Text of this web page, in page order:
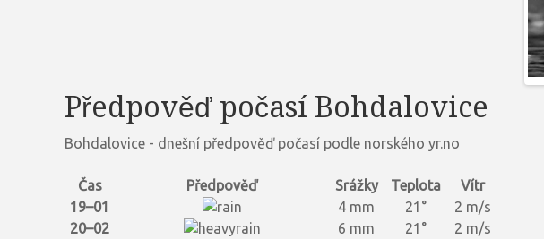
Předpověď počasí Bohdalovice
Bohdalovice - dnešní předpověď počasí podle norského yr.no
Čas Předpověď Srážky Teplota
Vítr
19–01
4 mm 21°
2 m/s
20–02
6 mm 21°
2 m/s